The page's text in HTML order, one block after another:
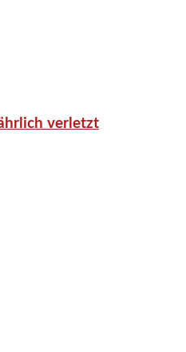
verletzt